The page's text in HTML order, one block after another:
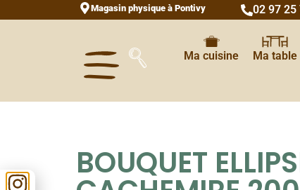
Magasin physique à Pontivy 02 97 25
Ma cuisine Ma table
BOUQUET